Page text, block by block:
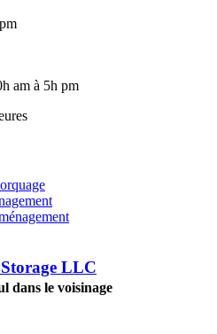
am à 5h pm
LLC
dans le voisinage